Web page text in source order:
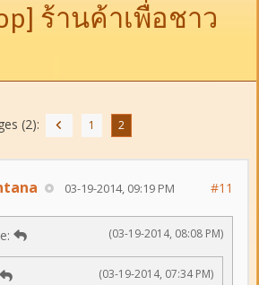
ร้านค้าเพื่อชาว
(2): 1 2
03-19-2014, 09:19 PM #11
(03-19-2014, 08:08 PM)
(03-19-2014, 07:34 PM)